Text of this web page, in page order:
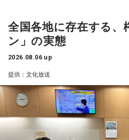
ごくうれしかったし、かわいい遥
先生もたくさん観ることができて
アンコールのときに披露していた
ネも関西ならではで、私も昔から
きましたが、体調に気を付けて最後
い！ ずっとずっと大好きです！」
◆「真夏の全国ツアー2026」大阪
賀喜：大阪公演2日目の私は、横
全国各地に存在する、
ン」の実態
2026.08.06 up
提供：文化放送